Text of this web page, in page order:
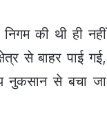
की थी ही नहीं
से बाहर पाई गई,
नुकसान से बचा जा